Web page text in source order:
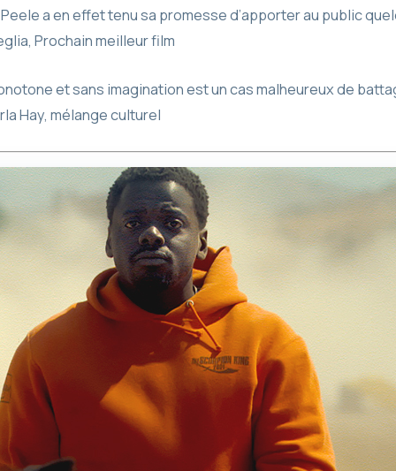
a en effet tenu sa promesse d’apporter au public
Prochain meilleur film
et sans imagination est un cas malheureux de
Hay, mélange culturel